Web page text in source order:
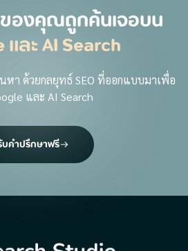
องคุณถูกค้นเจอบน
ละ AI Search
นหา ด้วยกลยุทธ์ SEO ที่ออกแบบมาเพื่อ
และ AI Search
คำปรึกษาฟรี